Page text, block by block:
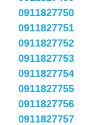
0911827750
0911827751
0911827752
0911827753
0911827754
0911827755
0911827756
0911827757